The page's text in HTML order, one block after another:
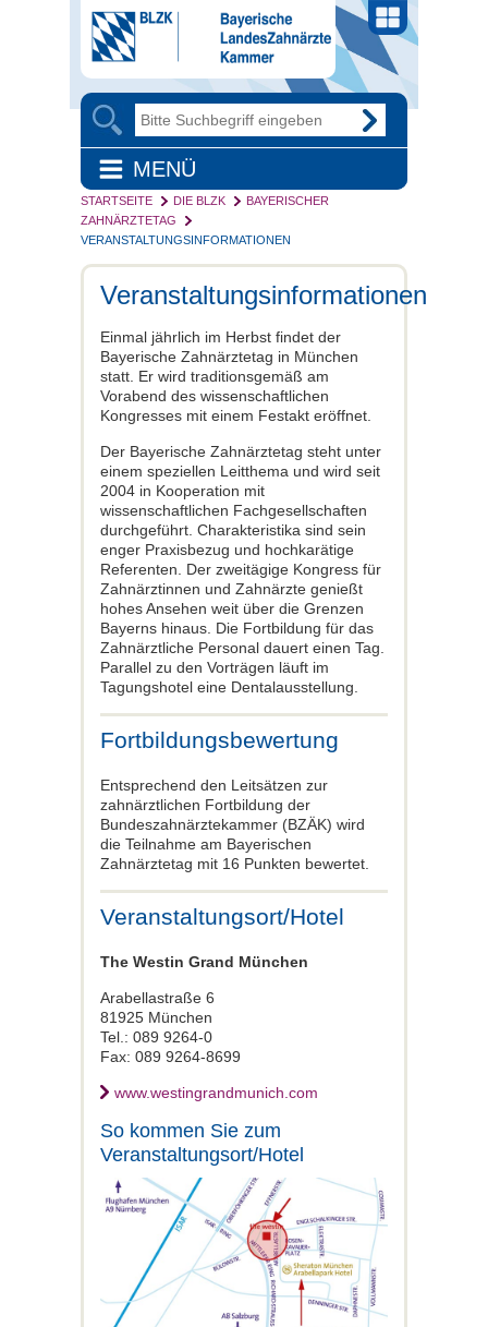
MENÜ
STARTSEITE DIE BLZK
BAYERISCHER
ZAHNÄRZTETAG
VERANSTALTUNGSINFORMATIONEN
Veranstaltungsinformationen
Einmal jährlich im Herbst findet der
Bayerische Zahnärztetag in München
statt. Er wird traditionsgemäß am
Vorabend des wissenschaftlichen
Kongresses mit einem Festakt eröffnet.
Der Bayerische Zahnärztetag steht unter
einem speziellen Leitthema und wird seit
2004 in Kooperation mit
wissenschaftlichen Fachgesellschaften
durchgeführt. Charakteristika sind sein
enger Praxisbezug und hochkarätige
Referenten. Der zweitägige Kongress für
Zahnärztinnen und Zahnärzte genießt
hohes Ansehen weit über die Grenzen
Bayerns hinaus. Die Fortbildung für das
Zahnärztliche Personal dauert einen Tag.
Parallel zu den Vorträgen läuft im
Tagungshotel eine Dentalausstellung.
Fortbildungsbewertung
Entsprechend den Leitsätzen zur
zahnärztlichen Fortbildung der
Bundeszahnärztekammer (BZÄK) wird
die Teilnahme am Bayerischen
Zahnärztetag mit 16 Punkten bewertet.
Veranstaltungsort/Hotel
The Westin Grand München
Arabellastraße 6
81925 München
Tel.: 089 9264-0
Fax: 089 9264-8699
www.westingrandmunich.com
So kommen Sie zum
Veranstaltungsort/Hotel